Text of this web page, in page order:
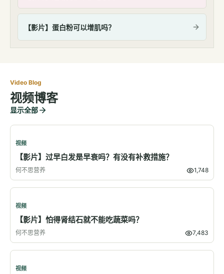
【影片】蛋白粉可以增肌吗？
Video Blog
视频博客
显示全部
视频
【影片】过早白发是早衰吗？有没有补救措施？
何不思营养 1,748
视频
【影片】怕得肾结石就不能吃蔬菜吗？
何不思营养 7,483
视频